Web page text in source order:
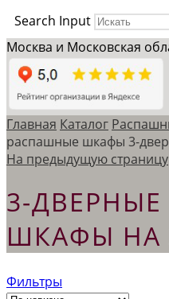
Search Input
Москва и Московская
Главная Каталог
распашные шкафы 3-
На предыдущую страницу
3-
ШКАФЫ НА
Фильтры